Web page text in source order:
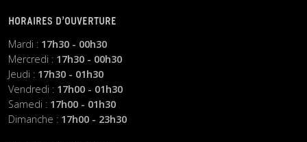
HORAIRES D’OUVERTURE
Mardi : 17h30 - 00h30
Mercredi : 17h30 - 00h30
Jeudi : 17h30 - 01h30
Vendredi : 17h00 - 01h30
Samedi : 17h00 - 01h30
Dimanche : 17h00 - 23h30